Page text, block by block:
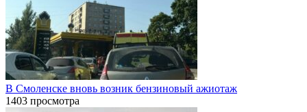
В Смоленске вновь возник бензиновый ажиотаж
1403 просмотра